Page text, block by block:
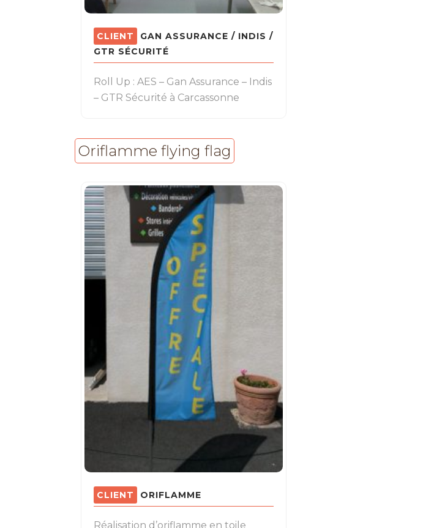
GAN ASSURANCE / INDIS /
GTR SÉCURITÉ
Roll Up : AES – Gan Assurance – Indis
– GTR Sécurité à Carcassonne
Oriflamme flying flag
ORIFLAMME
Réalisation d’oriflamme en toile